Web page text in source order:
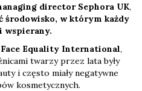
director Sephora UK,
środowisko, w którym każdy
wspierany.
Equality International,
twarzy przez lata były
i często miały negatywne
kosmetycznych.